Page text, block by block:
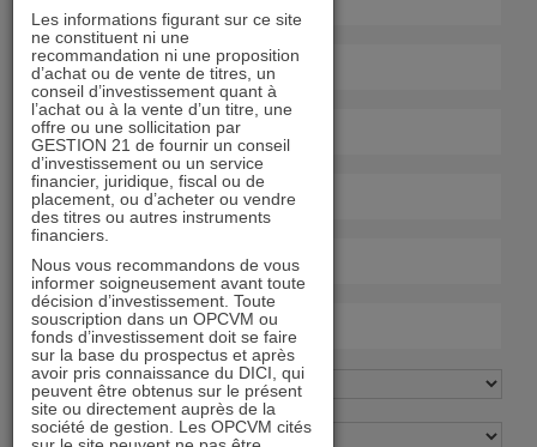
Les informations figurant sur ce site
ne constituent ni une
recommandation ni une proposition
d’achat ou de vente de titres, un
conseil d’investissement quant à
l’achat ou à la vente d’un titre, une
offre ou une sollicitation par
GESTION 21 de fournir un conseil
d’investissement ou un service
financier, juridique, fiscal ou de
placement, ou d’acheter ou vendre
des titres ou autres instruments
financiers.
Nous vous recommandons de vous
informer soigneusement avant toute
décision d’investissement. Toute
souscription dans un OPCVM ou
fonds d’investissement doit se faire
sur la base du prospectus et après
avoir pris connaissance du DICI, qui
peuvent être obtenus sur le présent
site ou directement auprès de la
société de gestion. Les OPCVM cités